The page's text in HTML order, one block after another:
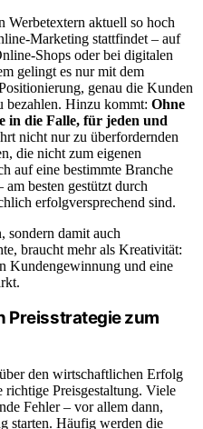
Werbetextern aktuell so hoch
Marketing stattfindet – auf
Shops oder bei digitalen
gelingt es nur mit dem
genau die Kunden
bezahlen. Hinzu kommt: Ohne
in die Falle, für jeden und
nicht nur zu überfordernden
die nicht zum eigenen
auf eine bestimmte Branche
besten gestützt durch
erfolgversprechend sind.
sondern damit auch
braucht mehr als Kreativität:
Kundengewinnung und eine
Preisstrategie zum
den wirtschaftlichen Erfolg
Preisgestaltung. Viele
Fehler – vor allem dann,
starten. Häufig werden die